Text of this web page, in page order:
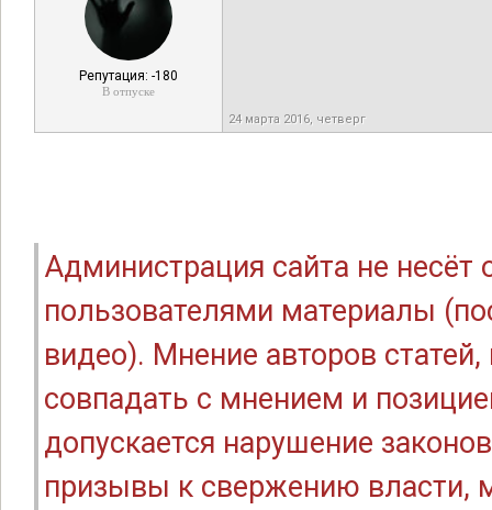
Репутация: -180
В отпуске
24 марта 2016, четверг
Администрация сайта не
пользователями материалы
видео). Мнение авторов
совпадать с мнением и
допускается нарушение
призывы к свержению власти,